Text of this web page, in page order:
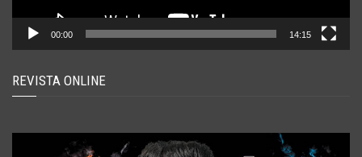
00:00 14:15
REVISTA ONLINE